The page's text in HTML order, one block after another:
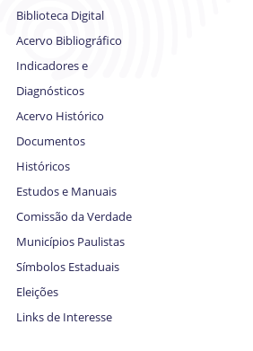
Biblioteca Digital
Acervo Bibliográfico
Indicadores e
Diagnósticos
Acervo Histórico
Documentos
Históricos
Estudos e Manuais
Comissão da Verdade
Municípios Paulistas
Símbolos Estaduais
Eleições
Links de Interesse